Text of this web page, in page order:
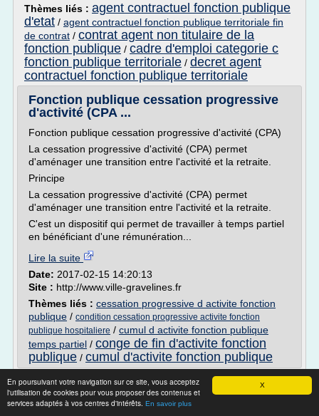
X
En poursuivant votre navigation sur ce site, vous acceptez
l'utilisation de cookies pour vous proposer des contenus et
services adaptés à vos centres d'intérêts. En savoir plus
Thèmes liés : agent contractuel fonction publique
d'etat / agent contractuel fonction publique territoriale fin
de contrat / contrat agent non titulaire de la
fonction publique / cadre d'emploi categorie c
fonction publique territoriale / decret agent
contractuel fonction publique territoriale
Fonction publique cessation progressive
d'activité (CPA ...
Fonction publique cessation progressive d'activité (CPA)
La cessation progressive d'activité (CPA) permet
d'aménager une transition entre l'activité et la retraite.
Principe
La cessation progressive d'activité (CPA) permet
d'aménager une transition entre l'activité et la retraite.
C'est un dispositif qui permet de travailler à temps partiel
en bénéficiant d'une rémunération...
Lire la suite
Date: 2017-02-15 14:20:13
Site : http://www.ville-gravelines.fr
Thèmes liés : cessation progressive d activite fonction
publique / condition cessation progressive activite fonction
publique hospitaliere / cumul d activite fonction publique
temps partiel / conge de fin d'activite fonction
publique / cumul d'activite fonction publique
Fonction publique française — Wikipédia
Article détaillé : Traitement dans la fonction publique